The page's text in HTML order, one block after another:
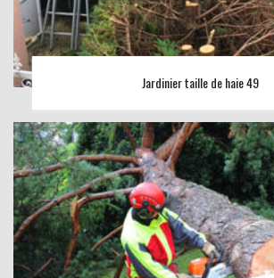
Jardinier taille de haie 49